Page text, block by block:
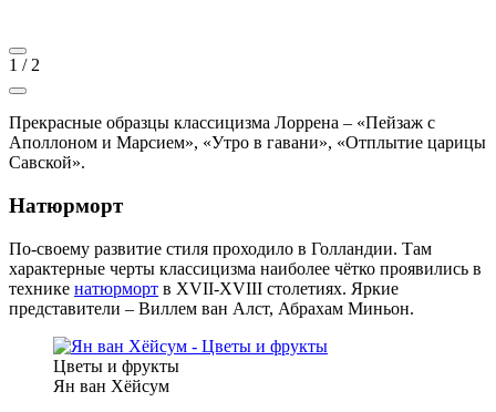
1 / 2
Прекрасные образцы классицизма Лоррена – «Пейзаж с
Аполлоном и Марсием», «Утро в гавани», «Отплытие царицы
Савской».
Натюрморт
По-своему развитие стиля проходило в Голландии. Там
характерные черты классицизма наиболее чётко проявились в
технике натюрморт в XVII-XVIII столетиях. Яркие
представители – Виллем ван Алст, Абрахам Миньон.
Цветы и фрукты
Ян ван Хёйсум